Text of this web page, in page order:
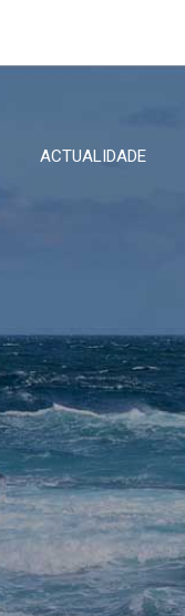
ACTUALIDADE